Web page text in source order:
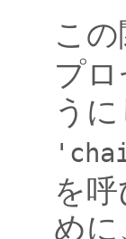
こ
プ
う
を
め